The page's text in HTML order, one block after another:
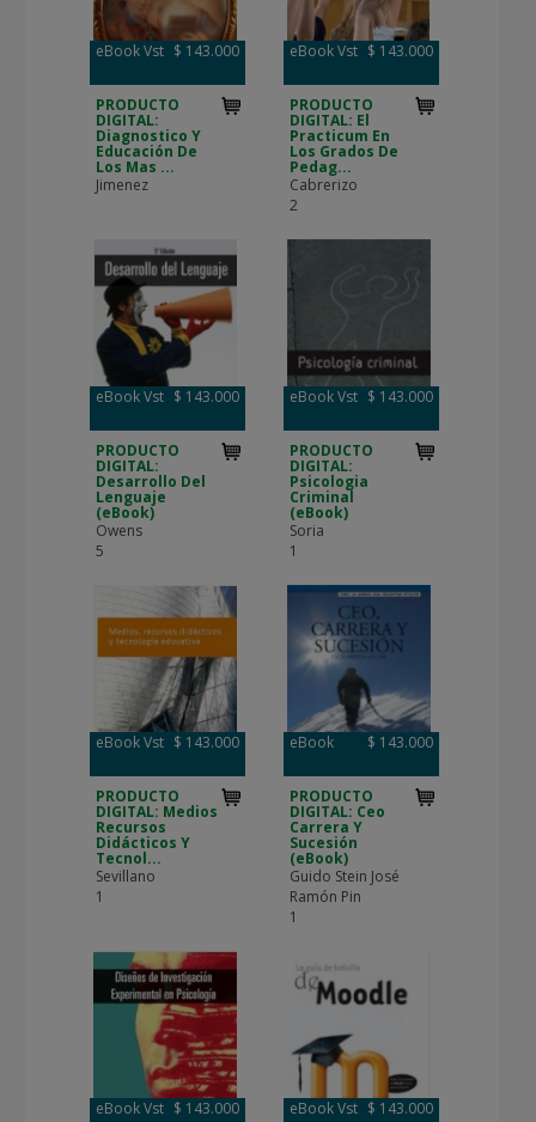
eBook Vst $ 143.000
PRODUCTO
DIGITAL:
Diagnostico Y
Educación De
Los Mas ...
Jimenez
eBook Vst $ 143.000
PRODUCTO
DIGITAL: El
Practicum En
Los Grados De
Pedag...
Cabrerizo
2
eBook Vst $ 143.000
PRODUCTO
DIGITAL:
Desarrollo Del
Lenguaje
(eBook)
Owens
5
eBook Vst $ 143.000
PRODUCTO
DIGITAL:
Psicologia
Criminal
(eBook)
Soria
1
eBook Vst $ 143.000
PRODUCTO
DIGITAL: Medios
Recursos
Didácticos Y
Tecnol...
Sevillano
1
eBook $ 143.000
PRODUCTO
DIGITAL: Ceo
Carrera Y
Sucesión
(eBook)
Guido Stein José
Ramón Pin
1
eBook Vst $ 143.000 eBook Vst $ 143.000